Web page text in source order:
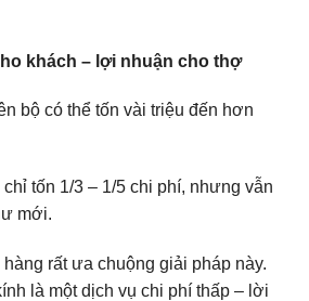
khách – lợi nhuận cho thợ
bộ có thể tốn vài triệu đến hơn
tốn 1/3 – 1/5 chi phí, nhưng vẫn
mới.
rất ưa chuộng giải pháp này.
là một dịch vụ chi phí thấp – lời